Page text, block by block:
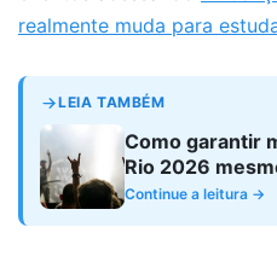
realmente muda para
LEIA TAMBÉM
Como garantir
Rio 2026
Continue a leitura →